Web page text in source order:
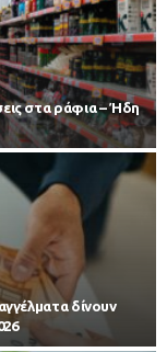
στα ράφια – Ήδη
δίνουν